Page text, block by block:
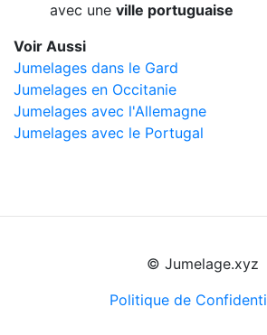
avec une ville portuguaise
Voir Aussi
Jumelages dans le Gard
Jumelages en Occitanie
Jumelages avec l'Allemagne
Jumelages avec le Portugal
© Jumelage.xyz
Politique de